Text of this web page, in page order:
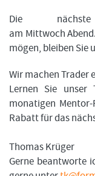
Die nächste
am Mittwoch
mögen, bleiben Sie
Wir machen Trader
Lernen Sie unser
monatigen
Rabatt für das
Thomas Krüger
Gerne beantworte